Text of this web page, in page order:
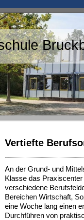
Vertiefte
An der Grund- und
Klasse das
verschiedene
Bereichen Wirtschaft,
eine Woche lang einen
Durchführen von